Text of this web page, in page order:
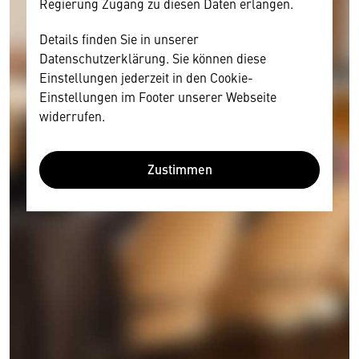
Details finden Sie in unserer
Datenschutzerklärung. Sie können diese
Einstellungen jederzeit in den Cookie-
Einstellungen im Footer unserer Webseite
widerrufen.
Zustimmen